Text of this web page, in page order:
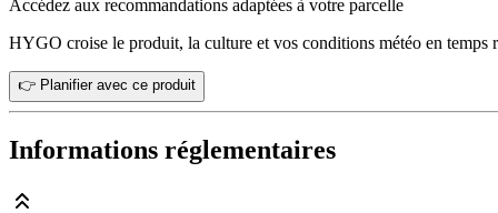
Accédez aux recommandations adaptées à votre parcelle
HYGO croise le produit, la culture et vos conditions météo en temps
👉 Planifier avec ce produit
Informations réglementaires